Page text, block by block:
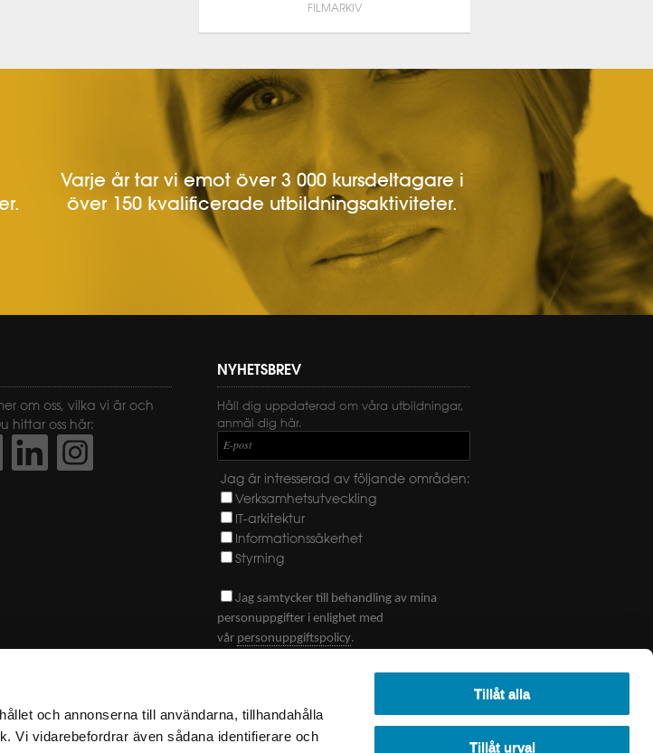
och annonserna till användarna, tillhandahålla
Vi vidarebefordrar även sådana identifierare och
Tillåt alla
Tillåt urval
FILMARKIV
Varje år tar vi emot över 3 000 kursdeltagare i
över 150 kvalificerade utbildningsaktiviteter.
om oss, vilka vi är och
hittar oss här:
NYHETSBREV
Håll dig uppdaterad om våra utbildningar,
anmäl dig här.
E-post
Jag är intresserad av följande områden:
Verksamhetsutveckling
IT-arkitektur
Informationssäkerhet
Styrning
Jag samtycker till behandling av mina
personuppgifter i enlighet med
vår personuppgiftspolicy.